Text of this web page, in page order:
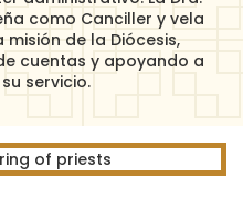
como Canciller y vela
de la Diócesis,
cuentas y apoyando a
servicio.